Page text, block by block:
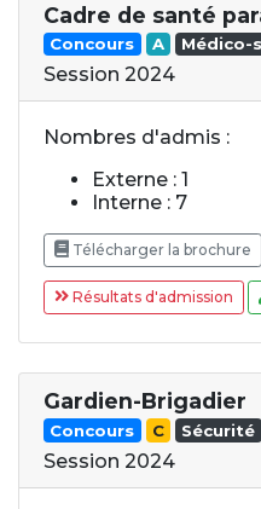
Cadre de santé
Concours A Médico-
Session 2024
Nombres d'admis :
Externe : 1
Interne : 7
Télécharger la brochure
Résultats d'admission
Gardien-Brigadier
Concours C Sécurité
Session 2024